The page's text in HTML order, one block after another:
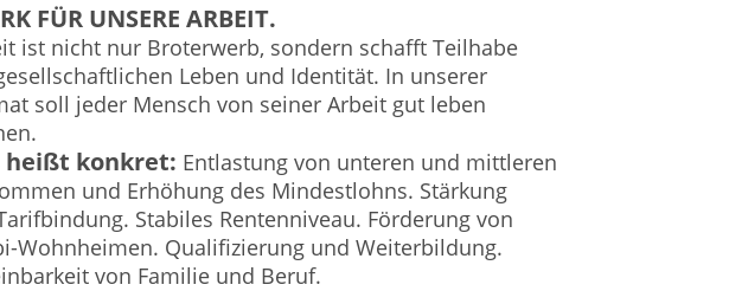
FÜR UNSERE ARBEIT.
ist nicht nur Broterwerb, sondern schafft Teilhabe
Leben und Identität. In unserer
soll jeder Mensch von seiner Arbeit gut leben
heißt konkret: Entlastung von unteren und mittleren
und Erhöhung des Mindestlohns. Stärkung
Stabiles Rentenniveau. Förderung von
Wohnheimen. Qualifizierung und Weiterbildung.
von Familie und Beruf.